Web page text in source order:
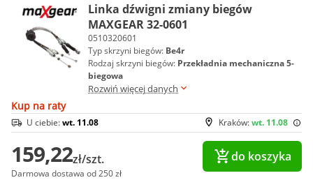
Linka dźwigni zmiany biegów
MAXGEAR 32-0601
0510320601
Typ skrzyni biegów: Be4r
Rodzaj skrzyni biegów: Przekładnia mechaniczna 5-
biegowa
Rozwiń więcej danych
Kup na raty
Kraków:wt. 11.08
U ciebie:wt. 11.08
159,22zł/szt.
Darmowa dostawa od 250 zł
do koszyka